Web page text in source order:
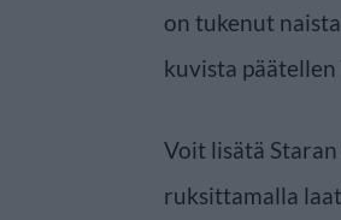
on tukenut
kuvista
Voit lisätä
ruksittamalla